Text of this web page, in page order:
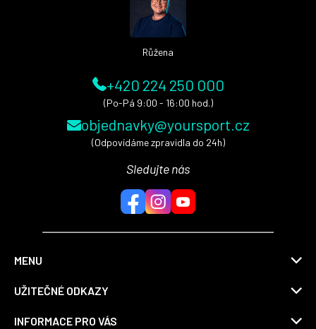
Růžena
+420 224 250 000
(Po-Pá 9:00 - 16:00 hod.)
objednavky@yoursport.cz
(Odpovídáme zpravidla do 24h)
Sledujte nás
MENU
UŽITEČNÉ ODKAZY
INFORMACE PRO VÁS